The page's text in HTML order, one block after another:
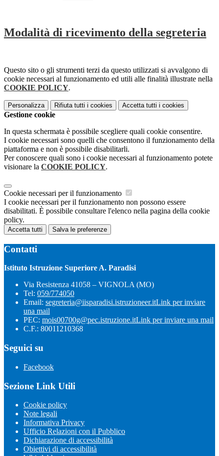
Modalità di ricevimento della segreteria
Questo sito o gli strumenti terzi da questo utilizzati si avvalgono di
cookie necessari al funzionamento ed utili alle finalità illustrate nella
COOKIE POLICY.
Personalizza Rifiuta tutti i cookies Accetta tutti i cookies
Gestione cookie
In questa schermata è possibile scegliere quali cookie consentire.
I cookie necessari sono quelli che consentono il funzionamento della
piattaforma e non è possibile disabilitarli.
Per conoscere quali sono i cookie necessari al funzionamento potete
visionare la COOKIE POLICY.
Cookie necessari per il funzionamento
I cookie necessari per il funzionamento non possono essere
disabilitati. È possibile consultare l'elenco nella pagina della cookie
policy.
Accetta tutti Salva le preferenze
Contatti
Istituto Istruzione Superiore A. Paradisi
Via Resistenza 41058 – VIGNOLA (MO)
Tel: 059/774050
Email: segreteria@iisparadisi.istruzioneer.itLink per inviare
una mail
PEC: mois00700g@pec.istruzione.itLink per inviare una mail
C.F.: 80011210368
Seguici su
Facebook
Sezione Link Utili
Cookie policy
Note legali
Informativa Privacy
Ufficio Relazioni con il Pubblico
Dichiarazione di accessibilità
Obiettivi di accessibilità